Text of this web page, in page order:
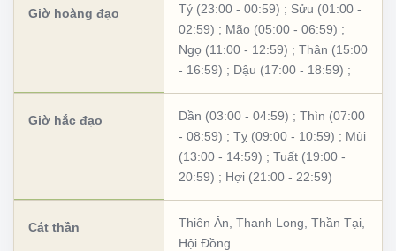
Giờ hoàng đạo Tý (23:00 - 00:59) ; Sửu (01:00 -
02:59) ; Mão (05:00 - 06:59) ;
Ngọ (11:00 - 12:59) ; Thân (15:00
- 16:59) ; Dậu (17:00 - 18:59) ;
Giờ hắc đạo Dần (03:00 - 04:59) ; Thìn (07:00
- 08:59) ; Tỵ (09:00 - 10:59) ; Mùi
(13:00 - 14:59) ; Tuất (19:00 -
20:59) ; Hợi (21:00 - 22:59)
Cát thần Thiên Ân Thanh Long Thần Tại
Hội Đồng